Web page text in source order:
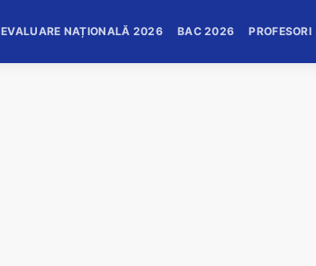
EVALUARE NAȚIONALĂ 2026 BAC 2026 PROFESORI